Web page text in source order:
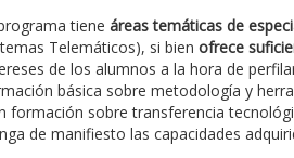
tiene áreas temáticas de
Telemáticos), si bien ofrece
de los alumnos a la hora de
básica sobre metodología y
formación sobre transferencia
de manifiesto las capacidades